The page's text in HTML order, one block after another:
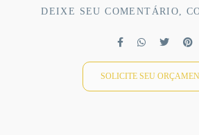
DEIXE SEU COMENTÁRIO,
SOLICITE SEU